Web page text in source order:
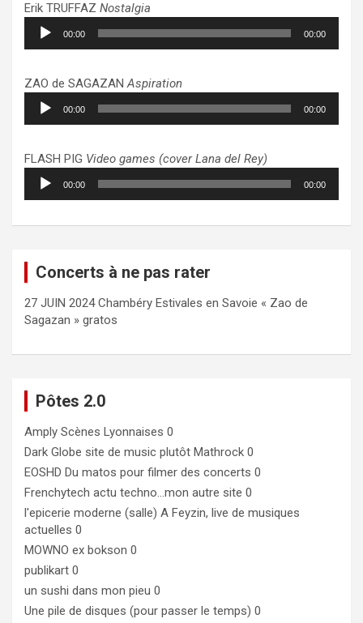
Erik TRUFFAZ Nostalgia
Lecteur
audio
00:00 00:00
ZAO de SAGAZANAspiration
Lecteur
audio
00:00 00:00
FLASH PIG Video games (cover Lana del Rey)
Lecteur
audio
00:00 00:00
Concerts à ne pas rater
27 JUIN 2024 Chambéry Estivales en Savoie « Zao de
Sagazan » gratos
Pôtes 2.0
Amply Scènes Lyonnaises 0
Dark Globe site de music plutôt Mathrock 0
EOSHD Du matos pour filmer des concerts 0
Frenchytech actu techno…mon autre site 0
l'epicerie moderne (salle) A Feyzin, live de musiques
actuelles 0
MOWNO ex bokson 0
publikart 0
un sushi dans mon pieu 0
Une pile de disques (pour passer le temps) 0